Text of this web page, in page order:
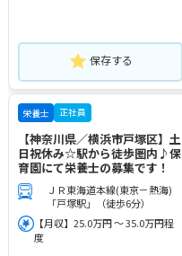
保存する
栄養士 正社員
【神奈川県／横浜市戸塚区】土
日祝休み☆駅から徒歩圏内♪保
育園にて栄養士の募集です！
ＪＲ東海道本線(東京－熱海)
「戸塚駅」（徒歩6分）
【月収】25.0万円 ～ 35.0万円程
度